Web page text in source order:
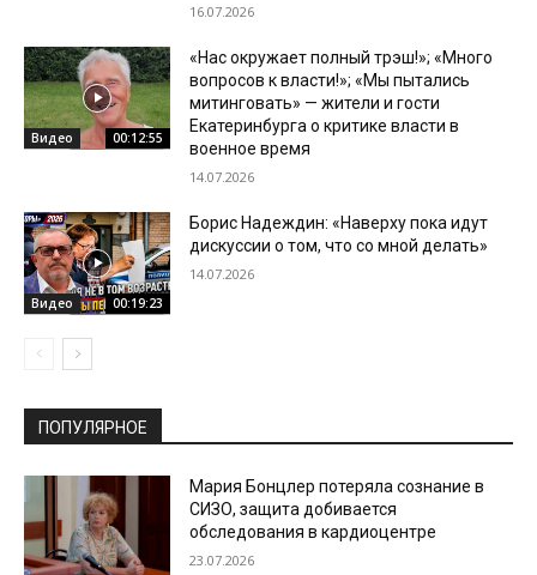
16.07.2026
Видео 00:12:55
«Нас окружает полный трэш!»; «Много
вопросов к власти!»; «Мы пытались
митинговать» — жители и гости
Екатеринбурга о критике власти в
военное время
14.07.2026
Видео 00:19:23
Борис Надеждин: «Наверху пока идут
дискуссии о том, что со мной делать»
14.07.2026
ПОПУЛЯРНОЕ
Мария Бонцлер потеряла сознание в
СИЗО, защита добивается
обследования в кардиоцентре
23.07.2026